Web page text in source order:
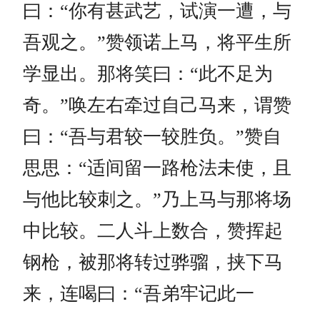
曰：“你有甚武艺，试演一遭，与
吾观之。”赞领诺上马，将平生所
学显出。那将笑曰：“此不足为
奇。”唤左右牵过自己马来，谓赞
曰：“吾与君较一较胜负。”赞自
思思：“适间留一路枪法未使，且
与他比较刺之。”乃上马与那将场
中比较。二人斗上数合，赞挥起
钢枪，被那将转过骅骝，挟下马
来，连喝曰：“吾弟牢记此一